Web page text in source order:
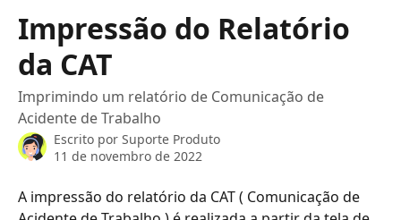
Impressão do Relatório
da CAT
Imprimindo um relatório de Comunicação de
Acidente de Trabalho
Escrito por Suporte Produto
11 de novembro de 2022
A impressão do relatório da CAT ( Comunicação de